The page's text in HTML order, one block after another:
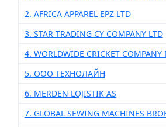
2. AFRICA APPAREL EPZ LTD
3. STAR TRADING CY COMPANY LTD
4. WORLDWIDE CRICKET COMPANY
5. ООО ТЕХНОЛАЙН
6. MERDEN LOJISTIK AS
7. GLOBAL SEWING MACHINES